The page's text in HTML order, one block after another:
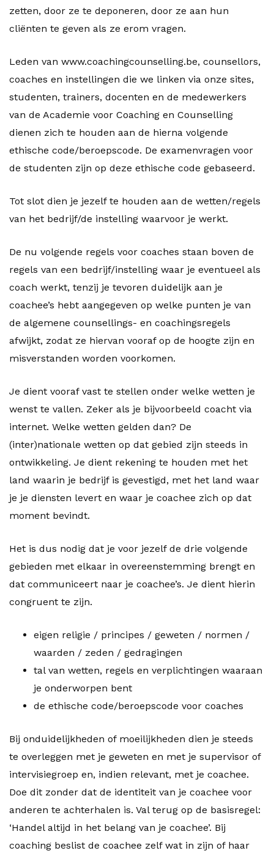
zetten, door ze te deponeren, door ze aan hun
cliënten te geven als ze erom vragen.
Leden van www.coachingcounselling.be, counsellors,
coaches en instellingen die we linken via onze sites,
studenten, trainers, docenten en de medewerkers
van de Academie voor Coaching en Counselling
dienen zich te houden aan de hierna volgende
ethische code/beroepscode. De examenvragen voor
de studenten zijn op deze ethische code gebaseerd.
Tot slot dien je jezelf te houden aan de wetten/regels
van het bedrijf/de instelling waarvoor je werkt.
De nu volgende regels voor coaches staan boven de
regels van een bedrijf/instelling waar je eventueel als
coach werkt, tenzij je tevoren duidelijk aan je
coachee’s hebt aangegeven op welke punten je van
de algemene counsellings- en coachingsregels
afwijkt, zodat ze hiervan vooraf op de hoogte zijn en
misverstanden worden voorkomen.
Je dient vooraf vast te stellen onder welke wetten je
wenst te vallen. Zeker als je bijvoorbeeld coacht via
internet. Welke wetten gelden dan? De
(inter)nationale wetten op dat gebied zijn steeds in
ontwikkeling. Je dient rekening te houden met het
land waarin je bedrijf is gevestigd, met het land waar
je je diensten levert en waar je coachee zich op dat
moment bevindt.
Het is dus nodig dat je voor jezelf de drie volgende
gebieden met elkaar in overeenstemming brengt en
dat communiceert naar je coachee’s. Je dient hierin
congruent te zijn.
eigen religie / principes / geweten / normen /
waarden / zeden / gedragingen
tal van wetten, regels en verplichtingen waaraan
je onderworpen bent
de ethische code/beroepscode voor coaches
Bij onduidelijkheden of moeilijkheden dien je steeds
te overleggen met je geweten en met je supervisor of
intervisiegroep en, indien relevant, met je coachee.
Doe dit zonder dat de identiteit van je coachee voor
anderen te achterhalen is. Val terug op de basisregel:
‘Handel altijd in het belang van je coachee’. Bij
coaching beslist de coachee zelf wat in zijn of haar